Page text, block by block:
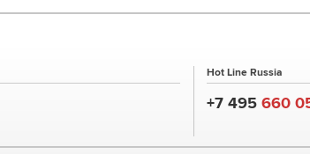
Hot Line Russia
+7 495 660